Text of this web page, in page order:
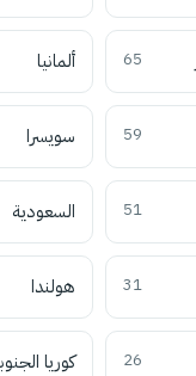
65 ألمانيا
59 سويسرا
51 السعودية
31 هولندا
26 كوريا